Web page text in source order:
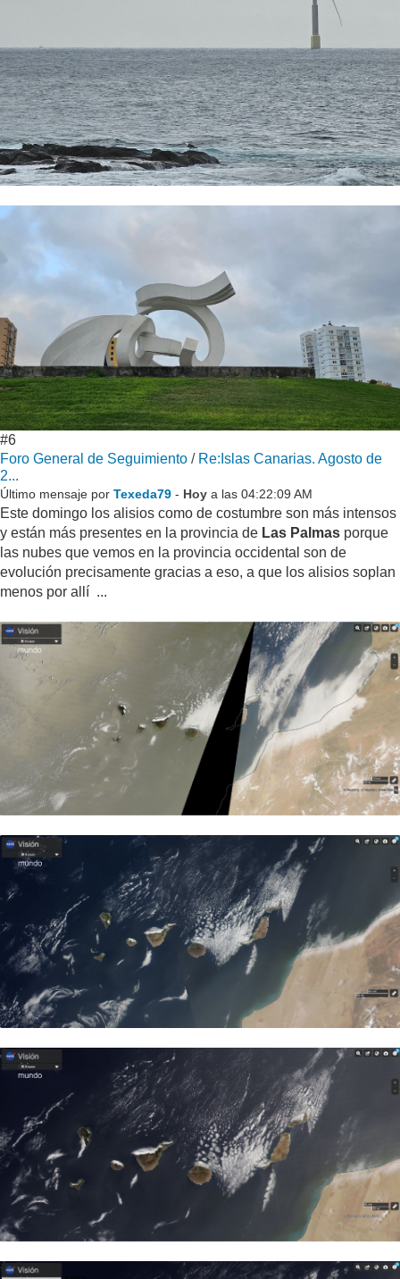
#6
Foro General de Seguimiento / Re:Islas Canarias. Agosto de
2...
Último mensaje por Texeda79 - Hoy a las 04:22:09 AM
Este domingo los alisios como de costumbre son más intensos
y están más presentes en la provincia de Las Palmas porque
las nubes que vemos en la provincia occidental son de
evolución precisamente gracias a eso, a que los alisios soplan
menos por allí ...